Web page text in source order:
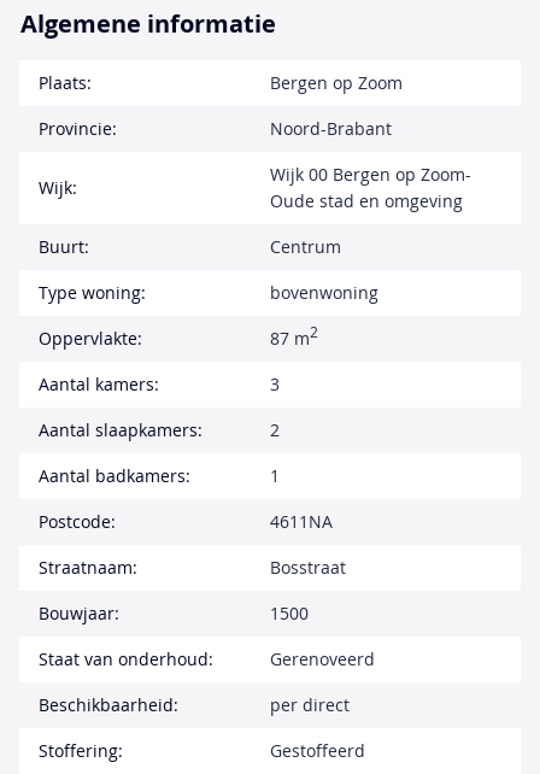
Algemene informatie
Plaats:
Bergen op Zoom
Provincie:
Noord-Brabant
Wijk:
Wijk 00 Bergen op Zoom-
Oude stad en omgeving
Buurt:
Centrum
Type woning:
bovenwoning
Oppervlakte:
87 m2
Aantal kamers:
3
Aantal slaapkamers:
2
Aantal badkamers:
1
Postcode:
4611NA
Straatnaam:
Bosstraat
Bouwjaar:
1500
Staat van onderhoud:
Gerenoveerd
Beschikbaarheid:
per direct
Stoffering:
Gestoffeerd